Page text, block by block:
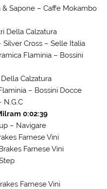
& Sapone – Caffe Mokambo
Della Calzatura
Silver Cross – Selle Italia
Flaminia – Bossini
Calzatura
– Bossini Docce
N.G.C
0:02:39
– Navigare
Farnese Vini
Farnese Vini
Farnese Vini